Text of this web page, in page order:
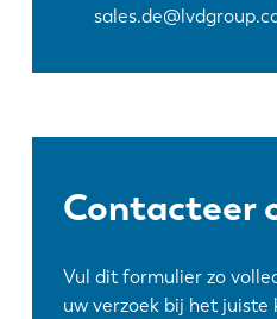
Contacteer
Vul dit formulier zo
uw verzoek bij het juiste